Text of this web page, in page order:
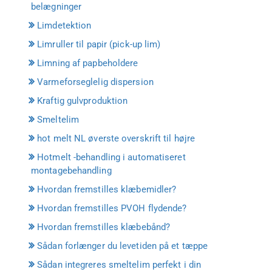
belægninger
Limdetektion
Limruller til papir (pick-up lim)
Limning af papbeholdere
Varmeforseglelig dispersion
Kraftig gulvproduktion
Smeltelim
hot melt NL øverste overskrift til højre
Hotmelt -behandling i automatiseret
montagebehandling
Hvordan fremstilles klæbemidler?
Hvordan fremstilles PVOH flydende?
Hvordan fremstilles klæbebånd?
Sådan forlænger du levetiden på et tæppe
Sådan integreres smeltelim perfekt i din